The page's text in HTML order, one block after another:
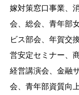
嫁対策窓口事業、
会、総会、青年部
ビス部会、年賀交
営安定セミナー、
経営講演会、金融
会、青年部資質向